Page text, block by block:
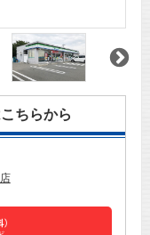
ちらから